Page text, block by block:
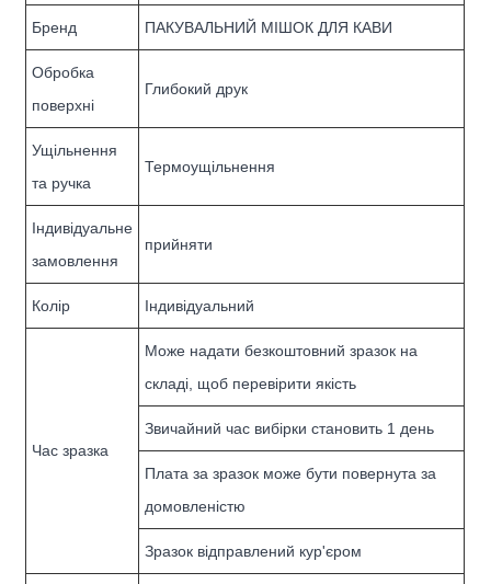
Бренд ПАКУВАЛЬНИЙ МІШОК ДЛЯ КАВИ
Обробка
поверхні
Глибокий друк
Ущільнення
та ручка
Термоущільнення
Індивідуальне
замовлення
прийняти
Колір Індивідуальний
Час зразка
Може надати безкоштовний зразок на
складі, щоб перевірити якість
Звичайний час вибірки становить 1 день
Плата за зразок може бути повернута за
домовленістю
Зразок відправлений кур'єром